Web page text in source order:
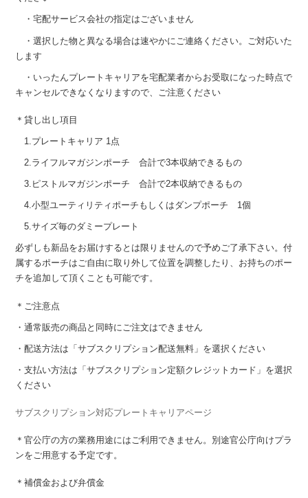
・宅配サービス会社の指定はございません
・選択した物と異なる場合は速やかにご連絡ください。ご対応いた
します
・いったんプレートキャリアを宅配業者からお受取になった時点で
キャンセルできなくなりますので、ご注意ください
＊貸し出し項目
1.プレートキャリア 1点
2.ライフルマガジンポーチ 合計で3本収納できるもの
3.ピストルマガジンポーチ 合計で2本収納できるもの
4.小型ユーティリティポーチもしくはダンプポーチ 1個
5.サイズ毎のダミープレート
必ずしも新品をお届けするとは限りませんので予めご了承下さい。付
属するポーチはご自由に取り外して位置を調整したり、お持ちのポー
チを追加して頂くことも可能です。
＊ご注意点
・通常販売の商品と同時にご注文はできません
・配送方法は「サブスクリプション配送無料」を選択ください
・支払い方法は「サブスクリプション定額クレジットカード」を選択
ください
サブスクリプション対応プレートキャリアページ
＊官公庁の方の業務用途にはご利用できません。別途官公庁向けプラ
ンをご用意する予定です。
＊補償金および弁償金